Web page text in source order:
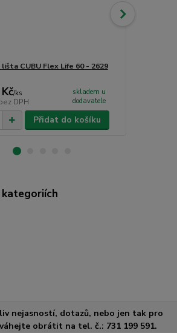
CUBU Flex Life 60 - 2629
/ks
DPH
skladem u
dodavatele
Přidat do košíku
nejasností, dotazů, nebo jen tak pro
obrátit na tel. č.: 731 199 591.